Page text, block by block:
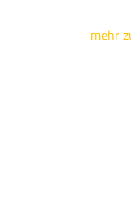
mehr